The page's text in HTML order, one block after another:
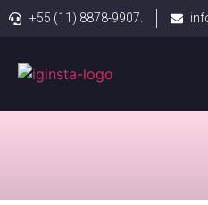
+55 (11) 8878-9907.